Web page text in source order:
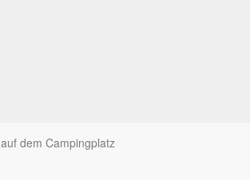
auf dem Campingplatz